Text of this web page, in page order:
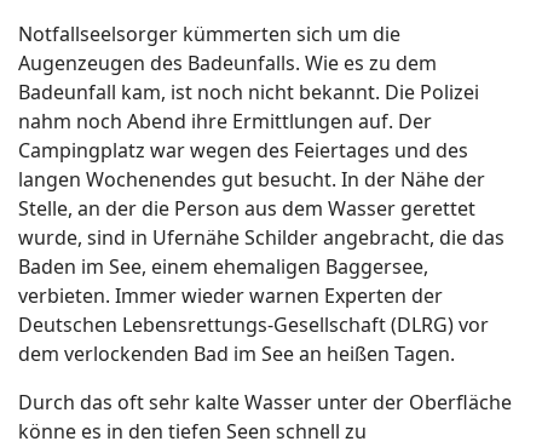
Notfallseelsorger kümmerten sich um die
Augenzeugen des Badeunfalls. Wie es zu dem
Badeunfall kam, ist noch nicht bekannt. Die Polizei
nahm noch Abend ihre Ermittlungen auf. Der
Campingplatz war wegen des Feiertages und des
langen Wochenendes gut besucht. In der Nähe der
Stelle, an der die Person aus dem Wasser gerettet
wurde, sind in Ufernähe Schilder angebracht, die das
Baden im See, einem ehemaligen Baggersee,
verbieten. Immer wieder warnen Experten der
Deutschen Lebensrettungs-Gesellschaft (DLRG) vor
dem verlockenden Bad im See an heißen Tagen.
Durch das oft sehr kalte Wasser unter der Oberfläche
könne es in den tiefen Seen schnell zu